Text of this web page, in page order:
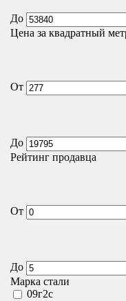
До
Цена за квадратный
От
До
Рейтинг продавца
От
До
Марка стали
09г2с